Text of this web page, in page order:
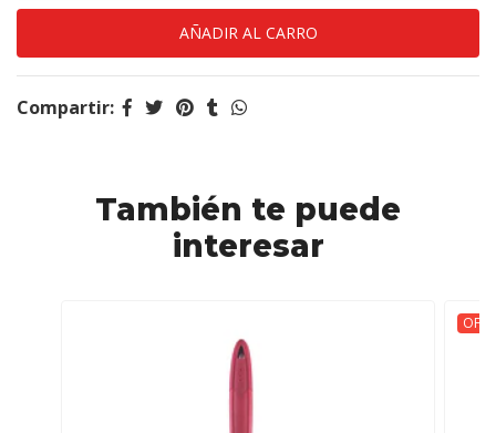
Compartir:
También te puede
interesar